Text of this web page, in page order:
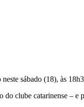
neste sábado (18), às
do clube catarinense – e